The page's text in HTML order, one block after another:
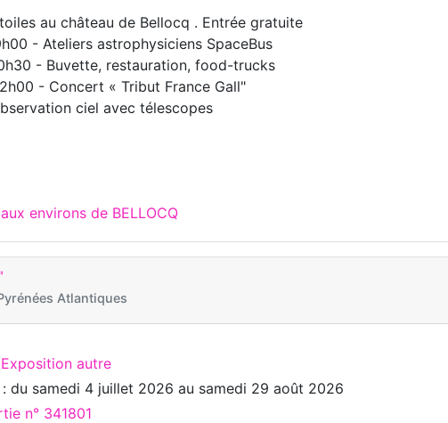
au château de Bellocq . Entrée gratuite
- Ateliers astrophysiciens SpaceBus
- Buvette, restauration, food-trucks
- Concert « Tribut France Gall"
ciel avec télescopes
environs de BELLOCQ
Atlantiques
autre
du samedi 4 juillet 2026 au samedi 29 août 2026
n° 341801